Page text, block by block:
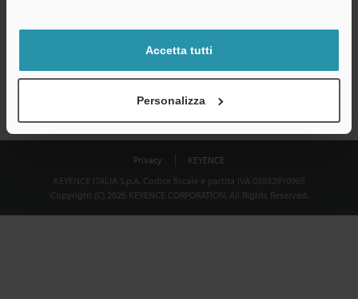
Accetta tutti
Personalizza
Dichiarazione sulla privacy
Privacy
KEYENCE
KEYENCE ITALIA S.p.A. Codice fiscale e partita IVA 03932910965
Copyright (C) 2026 KEYENCE CORPORATION. All Rights Reserved.